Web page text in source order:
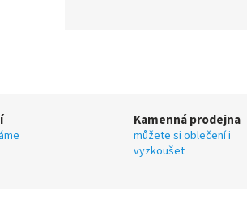
Kamenná prodejna
můžete si oblečení i
vyzkoušet